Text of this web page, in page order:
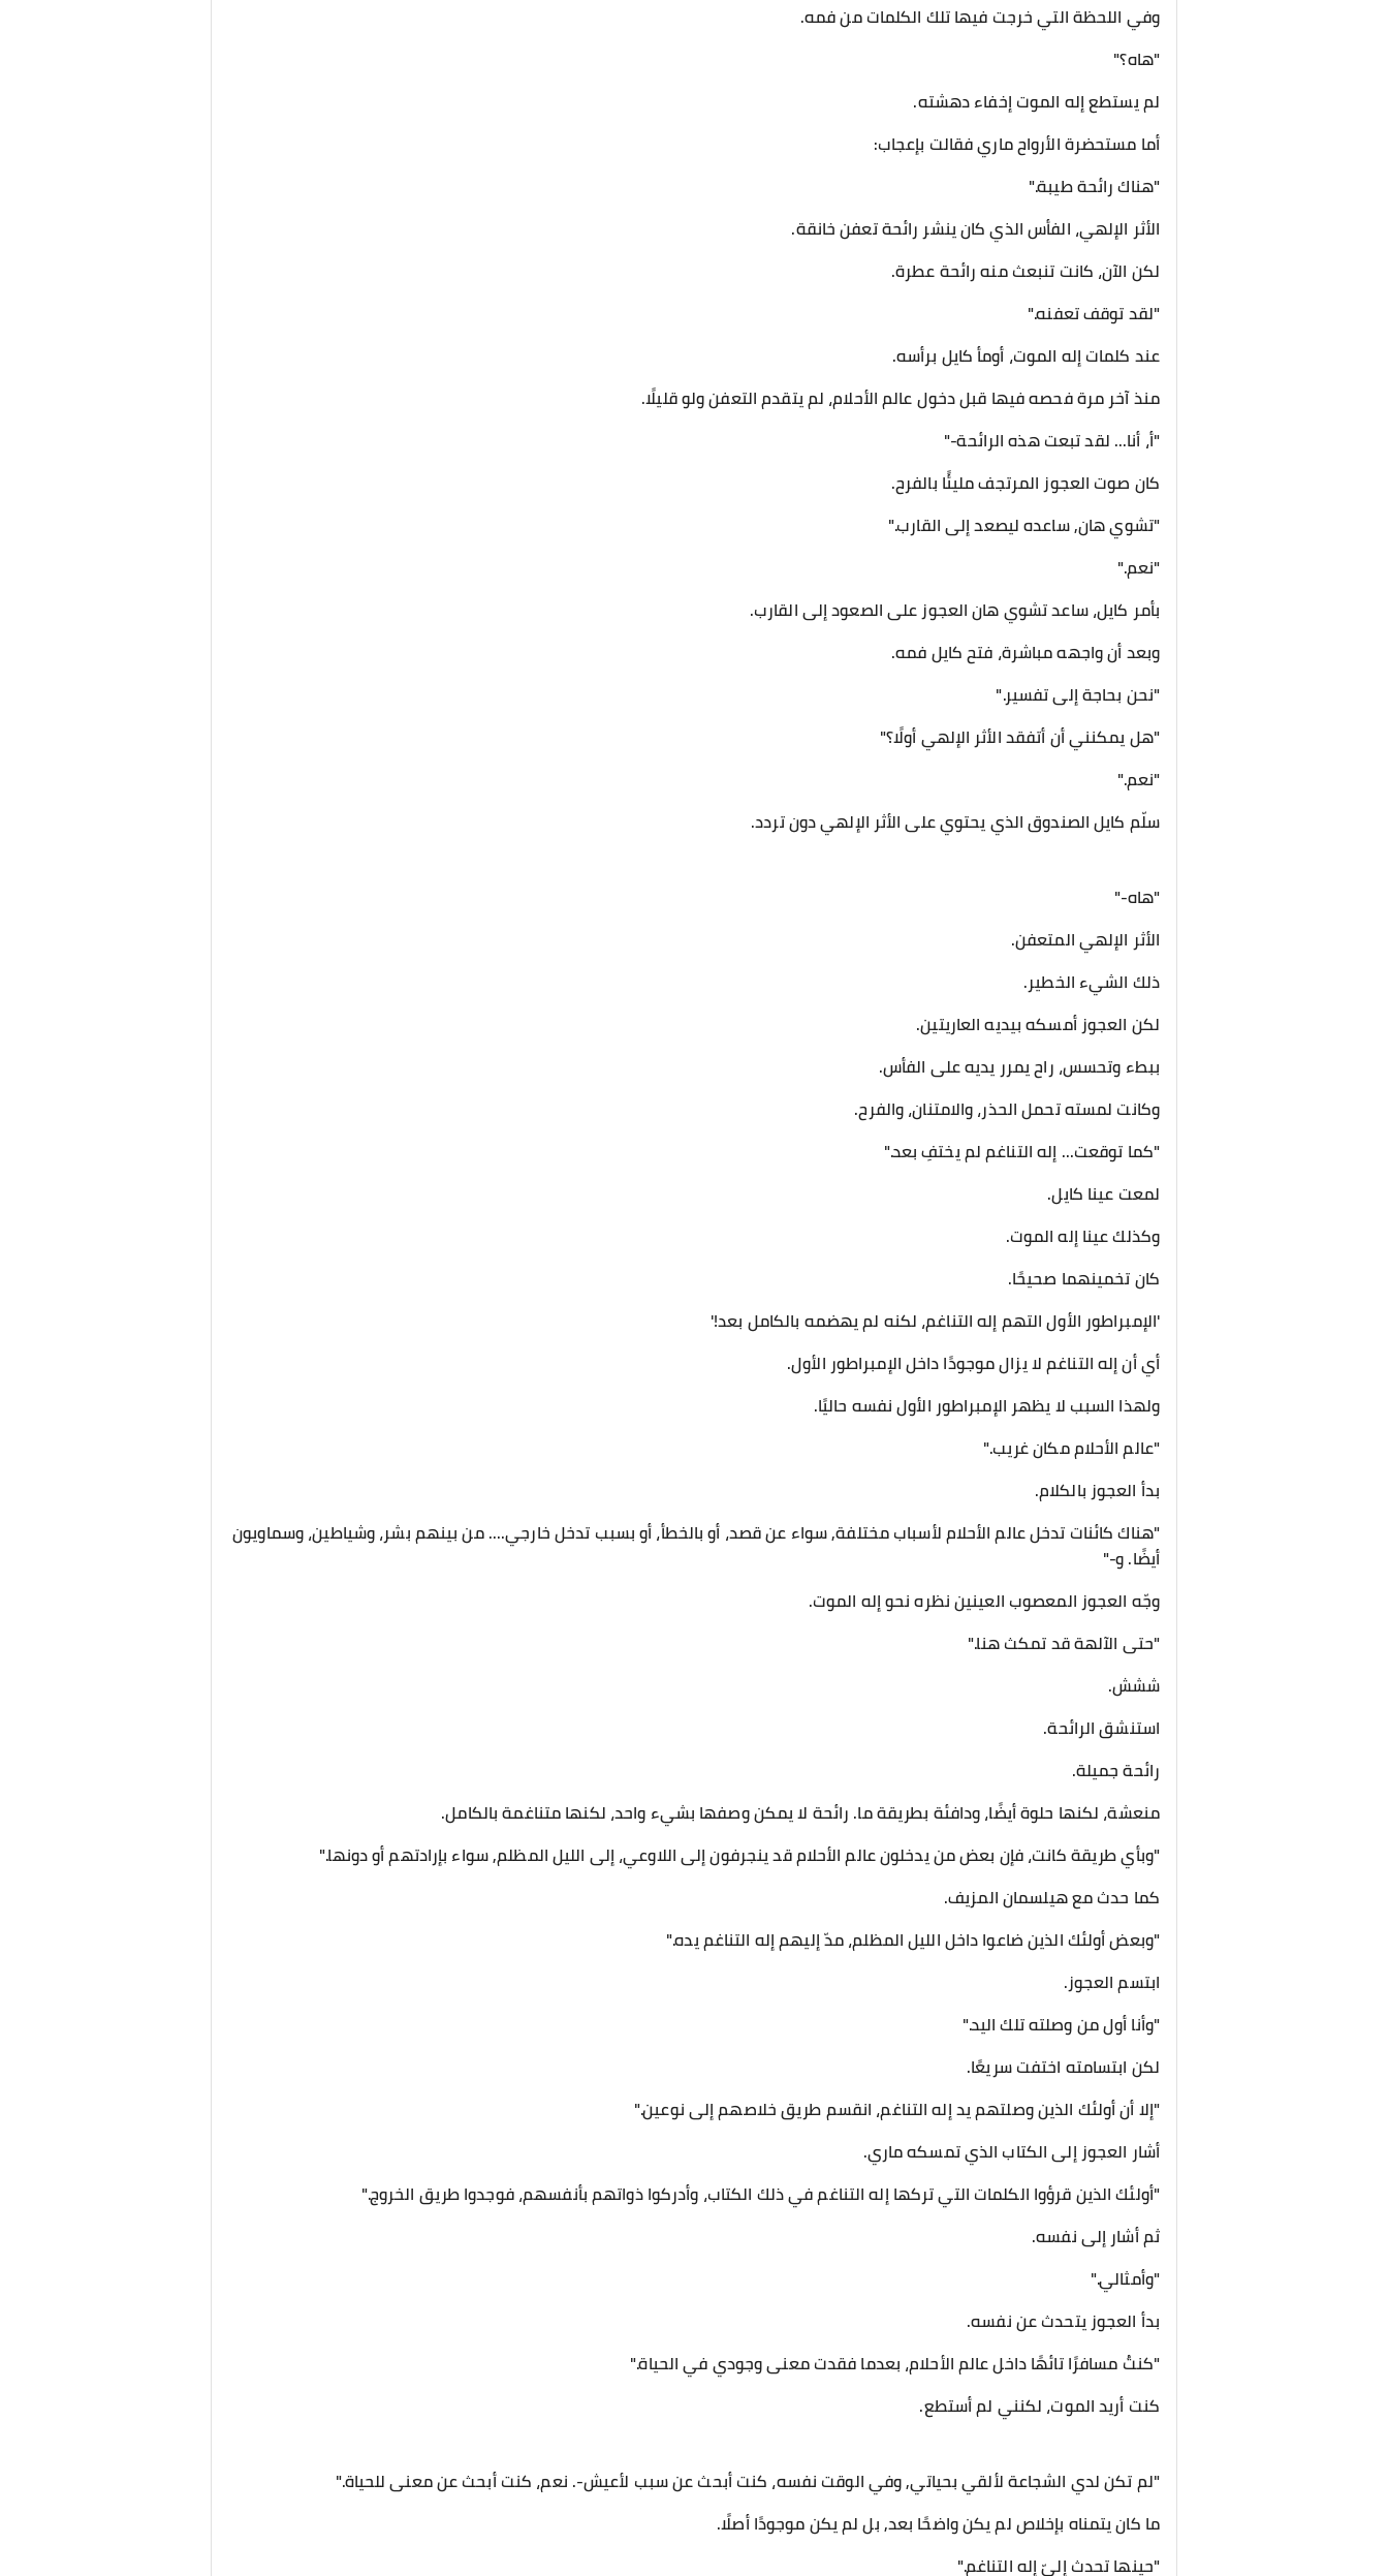
وفي اللحظة التي خرجت فيها تلك الكلمات من فمه.
"هاه؟"
لم يستطع إله الموت إخفاء دهشته.
أما مستحضرة الأرواح ماري فقالت بإعجاب:
"هناك رائحة طيبة."
الأثر الإلهي، الفأس الذي كان ينشر رائحة تعفن خانقة.
لكن الآن، كانت تنبعث منه رائحة عطرة.
"لقد توقف تعفنه."
عند كلمات إله الموت، أومأ كايل برأسه.
منذ آخر مرة فحصه فيها قبل دخول عالم الأحلام، لم يتقدم التعفن ولو قليلًا.
"أ، أنا... لقد تبعت هذه الرائحة-"
كان صوت العجوز المرتجف مليئًا بالفرح.
"تشوي هان, ساعده ليصعد إلى القارب."
"نعم."
بأمر كايل، ساعد تشوي هان العجوز على الصعود إلى القارب.
وبعد أن واجهه مباشرة، فتح كايل فمه.
"نحن بحاجة إلى تفسير."
"هل يمكنني أن أتفقد الأثر الإلهي أولًا؟"
"نعم."
سلّم كايل الصندوق الذي يحتوي على الأثر الإلهي دون تردد.
"هاه-"
الأثر الإلهي المتعفن.
ذلك الشيء الخطير.
لكن العجوز أمسكه بيديه العاريتين.
ببطء وتحسس، راح يمرر يديه على الفأس.
وكانت لمسته تحمل الحذر، والامتنان، والفرح.
"كما توقعت... إله التناغم لم يختفِ بعد."
لمعت عينا كايل.
وكذلك عينا إله الموت.
كان تخمينهما صحيحًا.
'الإمبراطور الأول التهم إله التناغم، لكنه لم يهضمه بالكامل بعد!'
أي أن إله التناغم لا يزال موجودًا داخل الإمبراطور الأول.
ولهذا السبب لا يظهر الإمبراطور الأول نفسه حاليًا.
"عالم الأحلام مكان غريب."
بدأ العجوز بالكلام.
"هناك كائنات تدخل عالم الأحلام لأسباب مختلفة, سواء عن قصد، أو بالخطأ، أو بسبب تدخل خارجي.... من بينهم بشر، وشياطين، وسماويون
أيضًا. و-"
وجّه العجوز المعصوب العينين نظره نحو إله الموت.
"حتى الآلهة قد تمكث هنا."
ششش.
استنشق الرائحة.
رائحة جميلة.
منعشة، لكنها حلوة أيضًا، ودافئة بطريقة ما. رائحة لا يمكن وصفها بشيء واحد، لكنها متناغمة بالكامل.
"وبأي طريقة كانت، فإن بعض من يدخلون عالم الأحلام قد ينجرفون إلى اللاوعي، إلى الليل المظلم, سواء بإرادتهم أو دونها."
كما حدث مع هيلسمان المزيف.
"وبعض أولئك الذين ضاعوا داخل الليل المظلم، مدّ إليهم إله التناغم يده."
ابتسم العجوز.
"وأنا أول من وصلته تلك اليد."
لكن ابتسامته اختفت سريعًا.
"إلا أن أولئك الذين وصلتهم يد إله التناغم، انقسم طريق خلاصهم إلى نوعين."
أشار العجوز إلى الكتاب الذي تمسكه ماري.
"أولئك الذين قرؤوا الكلمات التي تركها إله التناغم في ذلك الكتاب، وأدركوا ذواتهم بأنفسهم، فوجدوا طريق الخروج."
ثم أشار إلى نفسه.
"وأمثالي."
بدأ العجوز يتحدث عن نفسه.
"كنتُ مسافرًا تائهًا داخل عالم الأحلام، بعدما فقدت معنى وجودي في الحياة."
كنت أريد الموت، لكنني لم أستطع.
"لم تكن لدي الشجاعة لألقي بحياتي, وفي الوقت نفسه، كنت أبحث عن سبب لأعيش-. نعم، كنت أبحث عن معنى للحياة."
ما كان يتمناه بإخلاص لم يكن واضحًا بعد, بل لم يكن موجودًا أصلًا.
"حينها تحدث إليّ إله التناغم."